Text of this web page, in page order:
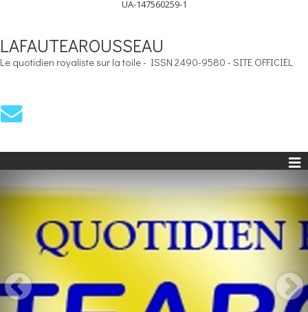
UA-147560259-1
LAFAUTEAROUSSEAU
Le quotidien royaliste sur la toile - ISSN 2490-9580 - SITE OFFICIEL